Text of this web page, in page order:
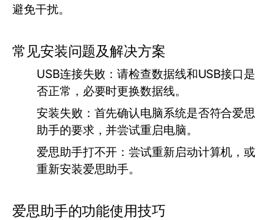
避免干扰。
常见安装问题及解决方案
USB连接失败：请检查数据线和USB接口是
否正常，必要时更换数据线。
安装失败： 首先确认电脑系统是否符合爱思
助手的要求，并尝试重启电脑。
爱思助手打不开：尝试重新启动计算机，或
重新安装爱思助手。
爱思助手的功能使用技巧